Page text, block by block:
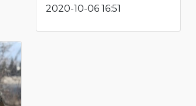
2020-10-06 16:51